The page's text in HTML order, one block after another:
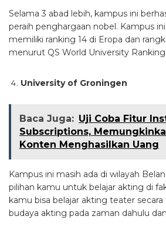
Selama 3 abad lebih, kampus ini
peraih penghargaan nobel. Kampus
memiliki ranking 14 di Eropa dan
menurut QS World University
University of Groningen
Baca Juga: Uji Coba Fitur
Subscriptions,
Konten Menghasilkan Uang
Kampus ini masih ada di wilayah
pilihan kamu untuk belajar akting di
kamu bisa belajar akting teater
budaya akting pada zaman dahulu